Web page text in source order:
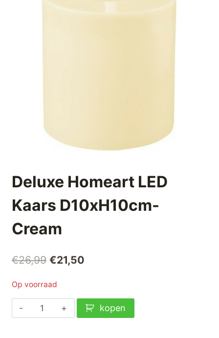
Deluxe Homeart LED
Kaars D10xH10cm-
Cream
€26,99 Oorspronkelijke
€26,99.
€21,50
€21,50.
Op voorraad
Deluxe
Homeart
kopen